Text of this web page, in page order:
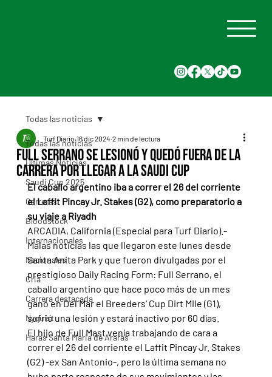
Todas las noticias
Últimas Noticias
Saudi Cup 2025
Carreras
Bloodstock
Internacionales
Nacionales
Cria
Carrera destacada
Nyquist
Haras Santa Maria de Araras
Todas las noticias
Full Serrano se lesionó y quedó fuera de la
carrera por llegar a la Saudi Cup
Turf Diario 16 dic 2024 2 min de lectura
El caballo argentino iba a correr el 26 del corriente
el Laffit Pincay Jr. Stakes (G2), como preparatorio a
su viaje a Riyadh
ARCADIA, California (Especial para Turf Diario).-
Malas noticias las que llegaron este lunes desde
Santa Anita Park y que fueron divulgadas por el
prestigioso Daily Racing Form: Full Serrano, el
caballo argentino que hace poco más de un mes
ganó en Del Mar el Breeders' Cup Dirt Mile (G1),
sufrió una lesión y estará inactivo por 60 días.
El hijo de Full Mast venía trabajando de cara a
correr el 26 del corriente el Laffit Pincay Jr. Stakes
(G2) -ex San Antonio-, pero la última semana no